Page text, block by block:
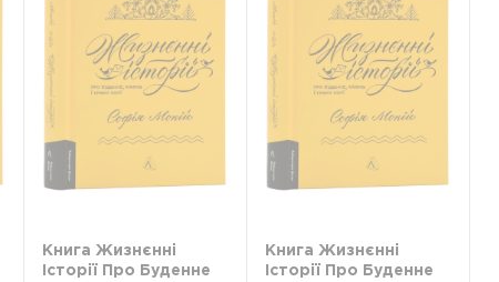
Книга Жизнєнні
Історії Про Буденне
Книга Жизнєнні
Історії Про Буденне